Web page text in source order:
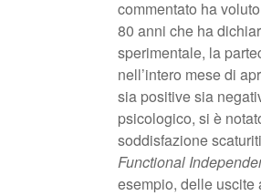
commentato ha
80 anni che ha
sperimentale, la
nell’intero mese di
sia positive sia
psicologico, si è
soddisfazione
Functional
esempio, delle uscite